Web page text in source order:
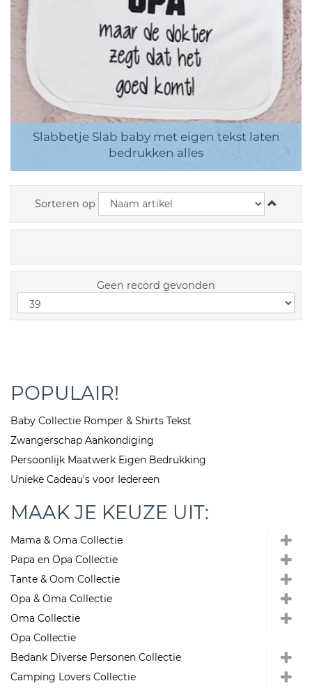
Slabbetje Slab baby met eigen tekst laten
bedrukken alles
Sorteren op
Geen record gevonden
POPULAIR!
Baby Collectie Romper & Shirts Tekst
Zwangerschap Aankondiging
Persoonlijk Maatwerk Eigen Bedrukking
Unieke Cadeau's voor Iedereen
MAAK JE KEUZE UIT:
Mama & Oma Collectie
Papa en Opa Collectie
Tante & Oom Collectie
Opa & Oma Collectie
Oma Collectie
Opa Collectie
Bedank Diverse Personen Collectie
Camping Lovers Collectie